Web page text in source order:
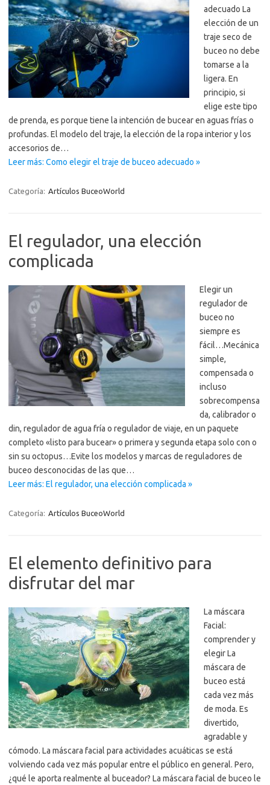
adecuado La
elección de un
traje seco de
buceo no debe
tomarse a la
ligera. En
principio, si
elige este tipo
de prenda, es porque tiene la intención de bucear en aguas frías o
profundas. El modelo del traje, la elección de la ropa interior y los
accesorios de…
Leer más: Como elegir el traje de buceo adecuado »
Categoría: Artículos BuceoWorld
El regulador, una elección
complicada
Elegir un
regulador de
buceo no
siempre es
fácil…Mecánica
simple,
compensada o
incluso
sobrecompensa
da, calibrador o
din, regulador de agua fría o regulador de viaje, en un paquete
completo «listo para bucear» o primera y segunda etapa solo con o
sin su octopus…Evite los modelos y marcas de reguladores de
buceo desconocidas de las que…
Leer más: El regulador, una elección complicada »
Categoría: Artículos BuceoWorld
El elemento definitivo para
disfrutar del mar
La máscara
Facial:
comprender y
elegir La
máscara de
buceo está
cada vez más
de moda. Es
divertido,
agradable y
cómodo. La máscara facial para actividades acuáticas se está
volviendo cada vez más popular entre el público en general. Pero,
¿qué le aporta realmente al buceador? La máscara facial de buceo le